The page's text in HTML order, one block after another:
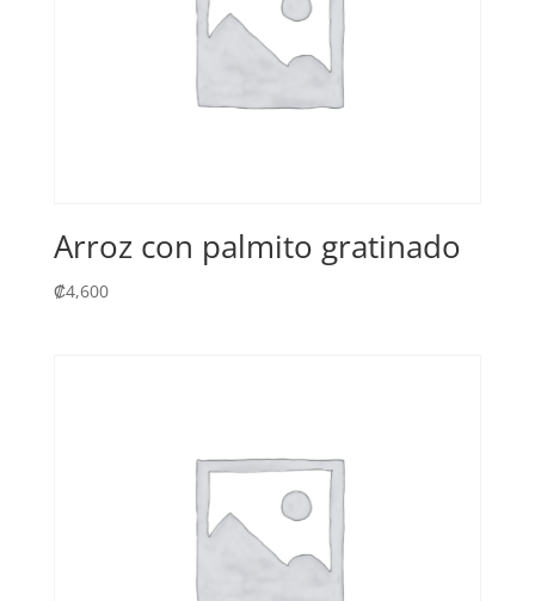
Arroz con palmito gratinado
₡4,600